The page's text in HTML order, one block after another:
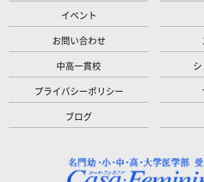
イベント
お問い合わせ
中高一貫校
プライバシーポリシー
ブログ